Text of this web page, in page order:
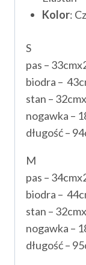
Kolor:
S
pas –
biodra –
stan –
nogawka –
długość –
M
pas –
biodra –
stan –
nogawka –
długość –